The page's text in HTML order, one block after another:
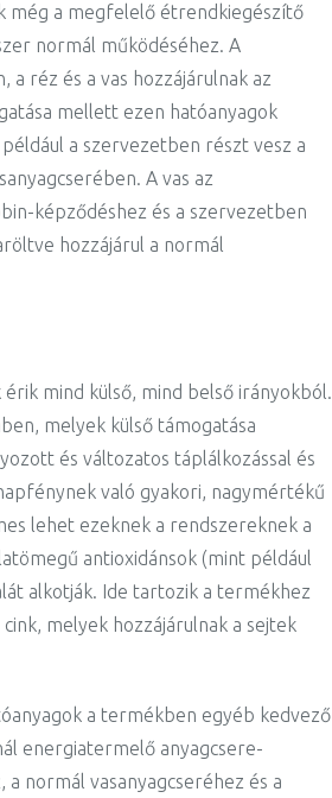
még a megfelelő étrendkiegészítő
normál működéséhez. A
réz és a vas hozzájárulnak az
mellett ezen hatóanyagok
a szervezetben részt vesz a
A vas az
képződéshez és a szervezetben
hozzájárul a normál
mind külső, mind belső irányokból.
melyek külső támogatása
és változatos táplálkozással és
való gyakori, nagymértékű
lehet ezeknek a rendszereknek a
antioxidánsok (mint például
alkotják. Ide tartozik a termékhez
melyek hozzájárulnak a sejtek
a termékben egyéb kedvező
energiatermelő anyagcsere-
normál vasanyagcseréhez és a